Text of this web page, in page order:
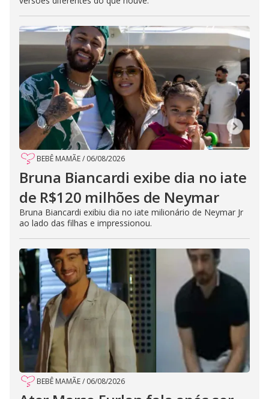
BEBÊ MAMÃE/ 06/08/2026
Bruna Biancardi exibe dia no iate
de R$120 milhões de Neymar
Bruna Biancardi exibiu dia no iate milionário de Neymar Jr
ao lado das filhas e impressionou.
BEBÊ MAMÃE/ 06/08/2026